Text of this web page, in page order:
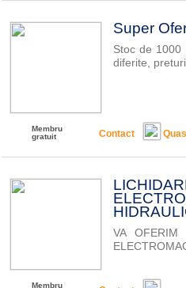
Super
Stoc de
diferite,
Membru
gratuit
Contact
VA OFERIM
Membru